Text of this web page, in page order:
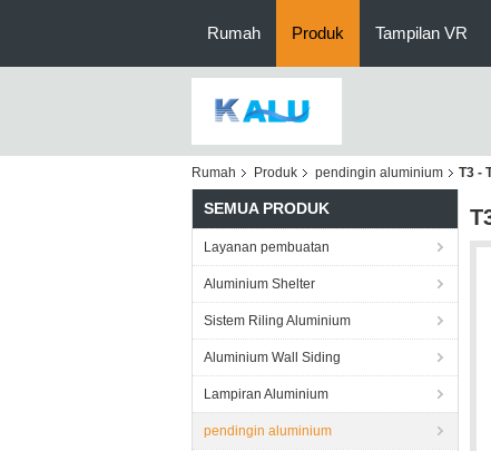
Rumah Produk Tampilan VR
Rumah Produk pendingin aluminium T3 -
SEMUA PRODUK
Layanan pembuatan
Aluminium Shelter
Sistem Riling Aluminium
Aluminium Wall Siding
Lampiran Aluminium
pendingin aluminium